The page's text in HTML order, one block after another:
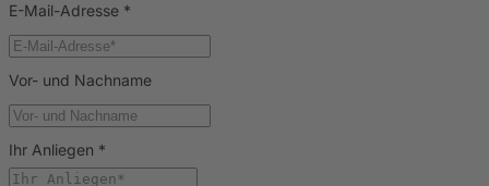
E-Mail-Adresse *
Vor- und Nachname
Ihr Anliegen *